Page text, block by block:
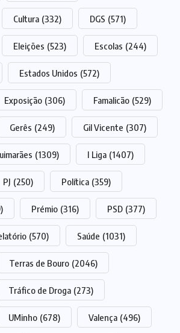
Cultura (332) DGS (571)
Eleições (523) Escolas (244)
Estados Unidos (572)
Exposição (306) Famalicão (529)
Gerês (249) Gil Vicente (307)
(1309) I Liga (1407)
PJ (250) Política (359)
Prémio (316) PSD (377)
(570) Saúde (1031)
Terras de Bouro (2046)
Tráfico de Droga (273)
UMinho (678) Valença (496)